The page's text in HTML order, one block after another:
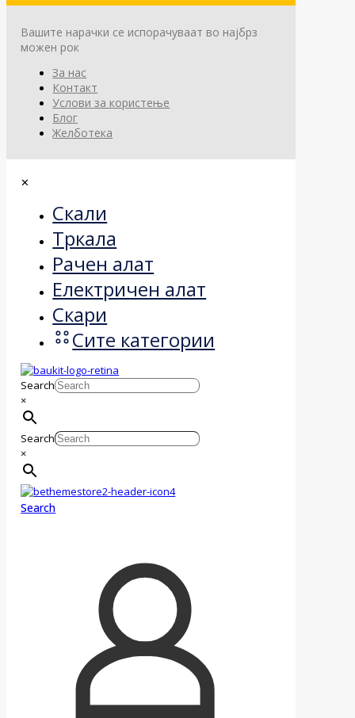
Вашите нарачки се испорачуваат во најбрз
можен рок
За нас
Контакт
Услови за користење
Блог
Желботека
✕
Скали
Тркала
Рачен алат
Електричен алат
Скари
Сите категории
Search
×
Search
×
Search